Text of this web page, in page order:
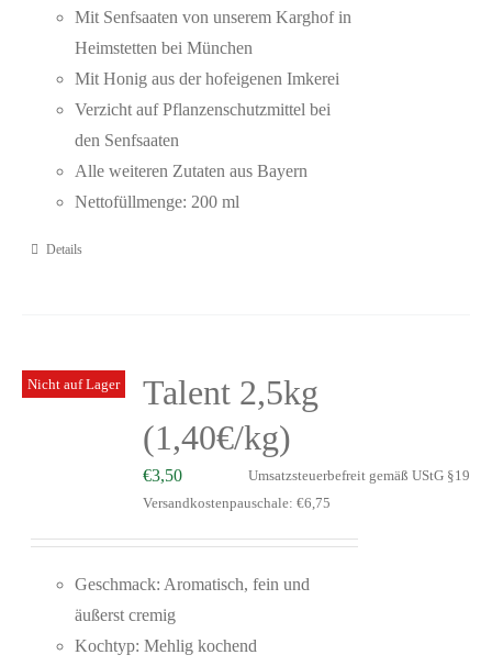
Mit Senfsaaten von unserem Karghof in
Heimstetten bei München
Mit Honig aus der hofeigenen Imkerei
Verzicht auf Pflanzenschutzmittel bei
den Senfsaaten
Alle weiteren Zutaten aus Bayern
Nettofüllmenge: 200 ml
Details
Nicht auf Lager
Talent 2,5kg
(1,40€/kg)
€3,50
Umsatzsteuerbefreit gemäß UStG §19
Versandkostenpauschale: €6,75
Geschmack: Aromatisch, fein und
äußerst cremig
Kochtyp: Mehlig kochend